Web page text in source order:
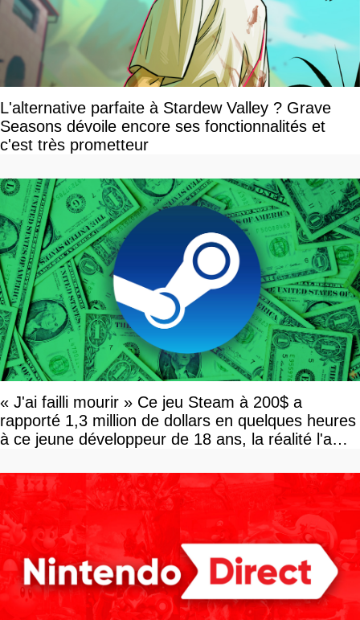
L'alternative parfaite à Stardew Valley ? Grave
Seasons dévoile encore ses fonctionnalités et
c'est très prometteur
« J'ai failli mourir » Ce jeu Steam à 200$ a
rapporté 1,3 million de dollars en quelques heures
à ce jeune développeur de 18 ans, la réalité l'a